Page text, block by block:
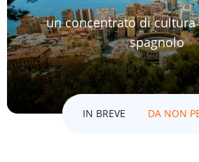
un concentrato di
spagnolo
IN BREVE DA NON